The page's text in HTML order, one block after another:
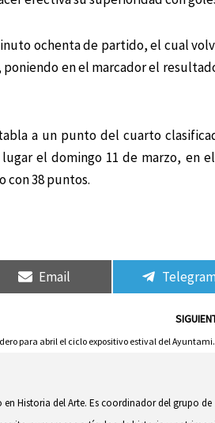
ochenta de partido, el cual
en el marcador el
a un punto del cuarto
el domingo 11 de marzo, en
con 38 puntos.
Email
Homenaje a
Historia del Arte. Es coordinador del grupo de